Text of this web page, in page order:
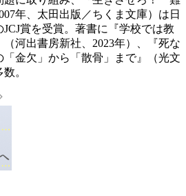
年、太田出版／ちくま文庫）は日
賞を受賞。著書に『学校では教
河出書房新社、2023年）、『死な
金欠」から「散骨」まで』（光文
。